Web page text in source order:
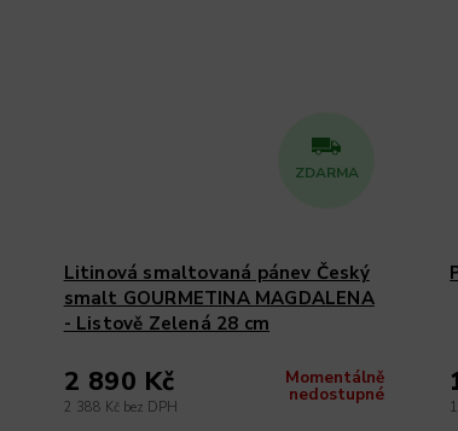
ZDARMA
Litinová smaltovaná pánev Český
smalt GOURMETINA MAGDALENA
- Listově Zelená 28 cm
Momentálně
nedostupné
2 388 Kč bez DPH
2 890 Kč